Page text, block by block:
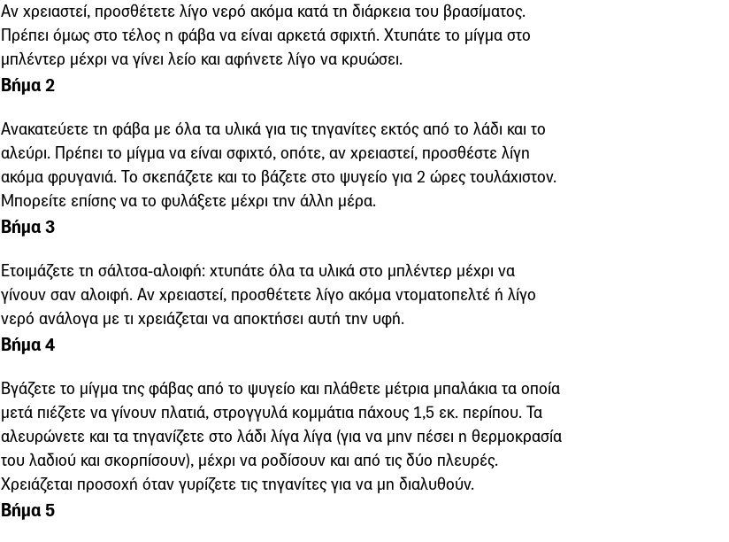
Αν χρειαστεί, προσθέτετε λίγο νερό ακόμα κατά τη διάρκεια του βρασίματος.
Πρέπει όμως στο τέλος η φάβα να είναι αρκετά σφιχτή. Χτυπάτε το μίγμα στο
μπλέντερ μέχρι να γίνει λείο και αφήνετε λίγο να κρυώσει.
Βήμα 2
Ανακατεύετε τη φάβα με όλα τα υλικά για τις τηγανίτες εκτός από το λάδι και το
αλεύρι. Πρέπει το μίγμα να είναι σφιχτό, οπότε, αν χρειαστεί, προσθέστε λίγη
ακόμα φρυγανιά. Το σκεπάζετε και το βάζετε στο ψυγείο για 2 ώρες τουλάχιστον.
Μπορείτε επίσης να το φυλάξετε μέχρι την άλλη μέρα.
Βήμα 3
Ετοιμάζετε τη σάλτσα-αλοιφή: χτυπάτε όλα τα υλικά στο μπλέντερ μέχρι να
γίνουν σαν αλοιφή. Αν χρειαστεί, προσθέτετε λίγο ακόμα ντοματοπελτέ ή λίγο
νερό ανάλογα με τι χρειάζεται να αποκτήσει αυτή την υφή.
Βήμα 4
Βγάζετε το μίγμα της φάβας από το ψυγείο και πλάθετε μέτρια μπαλάκια τα οποία
μετά πιέζετε να γίνουν πλατιά, στρογγυλά κομμάτια πάχους 1,5 εκ. περίπου. Τα
αλευρώνετε και τα τηγανίζετε στο λάδι λίγα λίγα (για να μην πέσει η θερμοκρασία
του λαδιού και σκορπίσουν), μέχρι να ροδίσουν και από τις δύο πλευρές.
Χρειάζεται προσοχή όταν γυρίζετε τις τηγανίτες για να μη διαλυθούν.
Βήμα 5